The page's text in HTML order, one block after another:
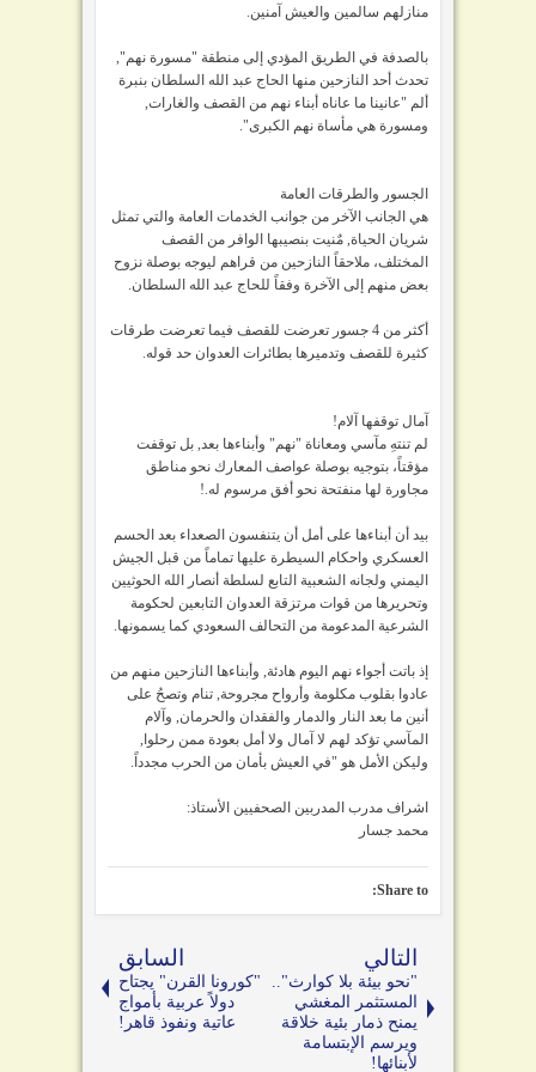
منازلهم سالمين والعيش آمنين.
بالصدفة في الطريق المؤدي إلى منطقة "مسورة نهم",
تحدث أحد النازحين منها الحاج عبد الله السلطان بنبرة
ألم "عانينا ما عاناه أبناء نهم من القصف والغارات,
ومسورة هي مأساة نهم الكبرى".
الجسور والطرقات العامة
هي الجانب الآخر من جوانب الخدمات العامة والتي تمثل
شريان الحياة, مٌنيت بنصيبها الوافر من القصف
المختلف، ملاحقاً النازحين من قراهم ليوجه بوصلة نزوح
بعض منهم إلى الآخرة وفقاً للحاج عبد الله السلطان.
أكثر من 4 جسور تعرضت للقصف فيما تعرضت طرقات
كثيرة للقصف وتدميرها بطائرات العدوان حد قوله.
آمال توقفها آلام!
لم تنتهِ مآسي ومعاناة "نهم" وأبناءها بعد, بل توقفت
مؤقتاً، بتوجيه بوصلة عواصف المعارك نحو مناطق
مجاورة لها منفتحة نحو أفق مرسوم له.!
بيد أن أبناءها على أمل أن يتنفسون الصعداء بعد الحسم
العسكري واحكام السيطرة عليها تماماً من قبل الجيش
اليمني ولجانه الشعبية التابع لسلطة أنصار الله الحوثيين
وتحريرها من قوات مرتزقة العدوان التابعين لحكومة
الشرعية المدعومة من التحالف السعودي كما يسمونها.
إذ باتت أجواء نهم اليوم هادئة, وأبناءها النازحين منهم من
عادوا بقلوب مكلومة وأرواح مجروحة, تنام وتصحُ على
أنين ما بعد النار والدمار والفقدان والحرمان, وآلام
المآسي تؤكد لهم لا آمال ولا أمل بعودة ممن رحلوا,
وليكن الأمل هو "في العيش بأمان من الحرب مجدداً.
اشراف مدرب المدربين الصحفيين الأستاذ:
محمد جسار
Share to:
التالي
"نحو بيئة بلا كوارث"..
المستثمر المغشي
يمنح ذمار بئية خلاقة
ويرسم الإبتسامة
لأبنائها!
السابق
"كورونا القرن" يجتاح
دولاً عربية بأمواج
عاتية ونفوذ قاهر!